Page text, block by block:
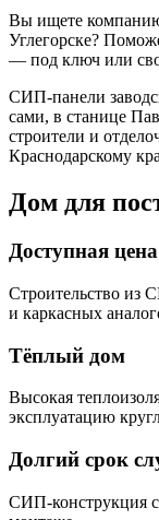
Вы ищете
Углегорске?
— под ключ или
СИП-панели
сами, в станице
строители и
Краснодарскому
Дом для
Доступная цена
Строительство из
и каркасных
Тёплый дом
Высокая
эксплуатацию
Долгий срок
СИП-конструкция